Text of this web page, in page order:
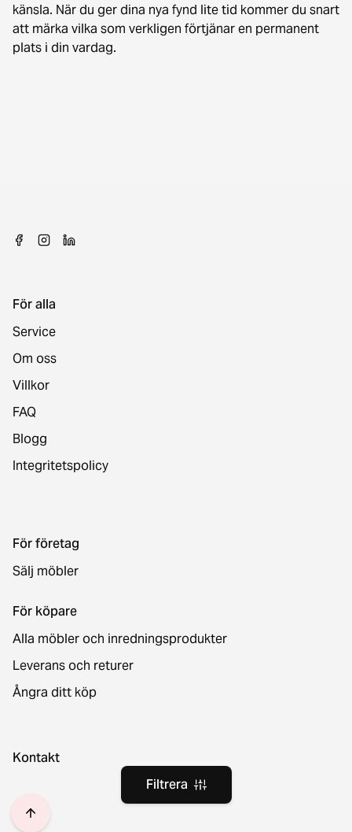
Filtrera
känsla. När du ger dina nya fynd lite tid kommer du snart
att märka vilka som verkligen förtjänar en permanent
plats i din vardag.
För alla
Service
Om oss
Villkor
FAQ
Blogg
Integritetspolicy
För företag
Sälj möbler
För köpare
Alla möbler och inredningsprodukter
Leverans och returer
Ångra ditt köp
Kontakt